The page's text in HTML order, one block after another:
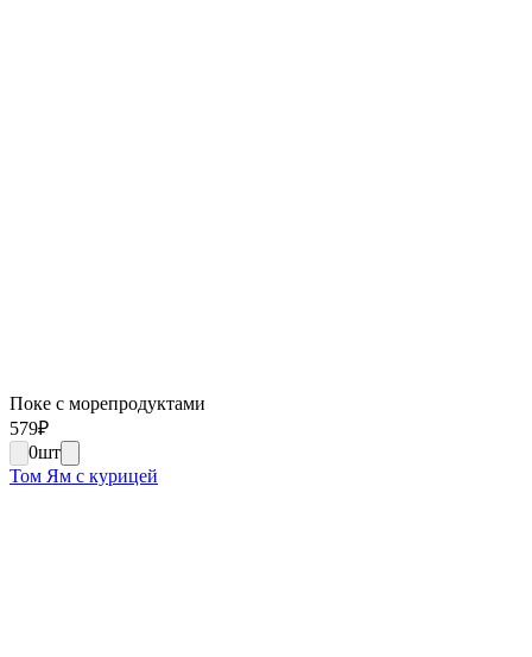
Поке с морепродуктами
579₽
0шт
Том Ям с курицей